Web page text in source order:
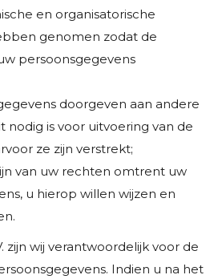
en organisatorische
genomen zodat de
persoonsgegevens
doorgeven aan andere
nodig is voor uitvoering van de
ze zijn verstrekt;
van uw rechten omtrent uw
u hierop willen wijzen en
zijn wij verantwoordelijk voor de
Indien u na het